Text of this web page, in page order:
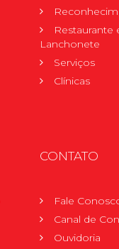
Restaurante
Lanchonete
Serviços
Clínicas
CONTATO
Fale
Canal de
Ouvidoria